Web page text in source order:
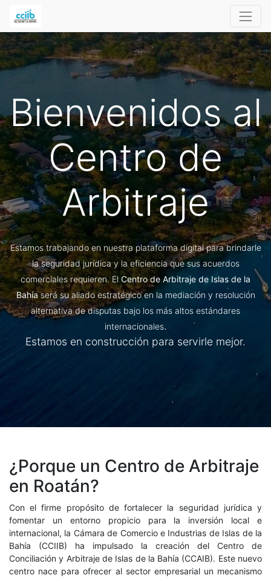
Bienvenidos al
Centro de
Arbitraje
Estamos trabajando en nuestra plataforma digital para brindarle
la seguridad jurídica y la eficiencia que sus acuerdos
comerciales requieren. El Centro de Arbitraje de Islas de la
Bahíaserá su aliado estratégico en la mediación y resolución
alternativa de disputas bajo los más altos estándares
internacionales.
Estamos en construcción para servirle mejor.
¿Porque un Centro de Arbitraje
en Roatán?
Con el firme propósito de fortalecer la seguridad jurídica y
fomentar un entorno propicio para la inversión local e
internacional, la Cámara de Comercio e Industrias de Islas de la
Bahía (CCIIB) ha impulsado la creación del Centro de
Conciliación y Arbitraje de Islas de la Bahía (CCAIB). Este nuevo
centro nace para ofrecer al sector empresarial un mecanismo